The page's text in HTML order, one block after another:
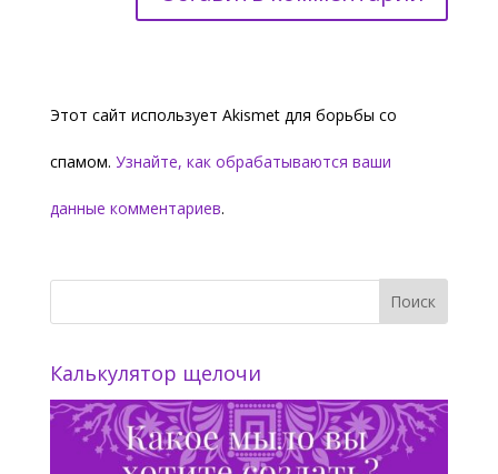
Этот сайт использует Akismet для борьбы со
спамом. Узнайте, как обрабатываются ваши
данные комментариев.
Калькулятор щелочи